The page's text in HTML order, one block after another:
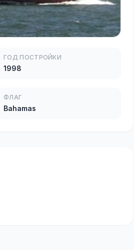
ГОД ПОСТРОЙКИ
1998
ФЛАГ
Bahamas